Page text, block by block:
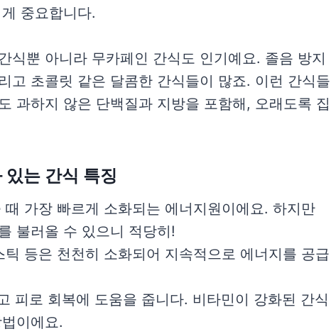
중요합니다.
식뿐 아니라 무카페인 간식도 인기예요. 졸음 방지
고 초콜릿 같은 달콤한 간식들이 많죠. 이런 간식들
과하지 않은 단백질과 지방을 포함해, 오래도록 집
는 간식 특징
가장 빠르게 소화되는 에너지원이에요. 하지만
불러올 수 있으니 적당히!
등은 천천히 소화되어 지속적으로 에너지를 공급
피로 회복에 도움을 줍니다. 비타민이 강화된 간식
이에요.